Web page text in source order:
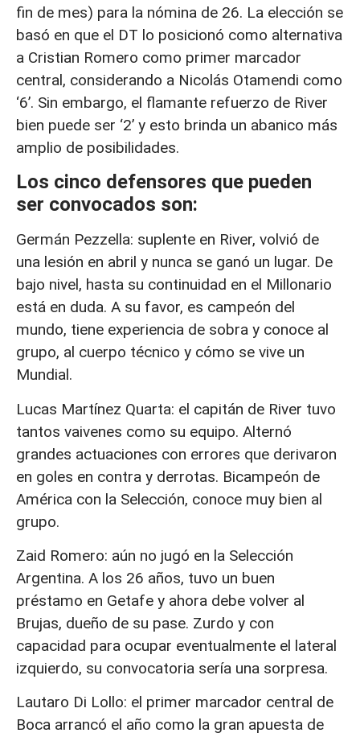
fin de mes) para la nómina de 26. La elección se
basó en que el DT lo posicionó como alternativa
a Cristian Romero como primer marcador
central, considerando a Nicolás Otamendi como
‘6’. Sin embargo, el flamante refuerzo de River
bien puede ser ‘2’ y esto brinda un abanico más
amplio de posibilidades.
Los cinco defensores que pueden
ser convocados son:
Germán Pezzella: suplente en River, volvió de
una lesión en abril y nunca se ganó un lugar. De
bajo nivel, hasta su continuidad en el Millonario
está en duda. A su favor, es campeón del
mundo, tiene experiencia de sobra y conoce al
grupo, al cuerpo técnico y cómo se vive un
Mundial.
Lucas Martínez Quarta: el capitán de River tuvo
tantos vaivenes como su equipo. Alternó
grandes actuaciones con errores que derivaron
en goles en contra y derrotas. Bicampeón de
América con la Selección, conoce muy bien al
grupo.
Zaid Romero: aún no jugó en la Selección
Argentina. A los 26 años, tuvo un buen
préstamo en Getafe y ahora debe volver al
Brujas, dueño de su pase. Zurdo y con
capacidad para ocupar eventualmente el lateral
izquierdo, su convocatoria sería una sorpresa.
Lautaro Di Lollo: el primer marcador central de
Boca arrancó el año como la gran apuesta de